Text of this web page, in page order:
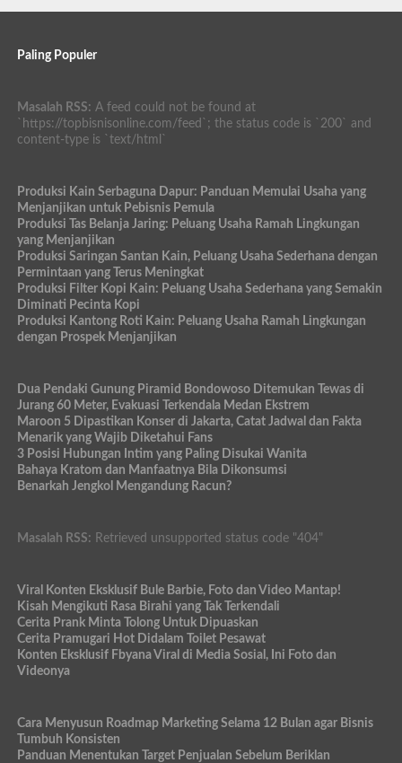
Paling Populer
Masalah RSS: A feed could not be found at
`https://topbisnisonline.com/feed`; the status code is `200` and
content-type is `text/html`
Produksi Kain Serbaguna Dapur: Panduan Memulai Usaha yang
Menjanjikan untuk Pebisnis Pemula
Produksi Tas Belanja Jaring: Peluang Usaha Ramah Lingkungan
yang Menjanjikan
Produksi Saringan Santan Kain, Peluang Usaha Sederhana dengan
Permintaan yang Terus Meningkat
Produksi Filter Kopi Kain: Peluang Usaha Sederhana yang Semakin
Diminati Pecinta Kopi
Produksi Kantong Roti Kain: Peluang Usaha Ramah Lingkungan
dengan Prospek Menjanjikan
Dua Pendaki Gunung Piramid Bondowoso Ditemukan Tewas di
Jurang 60 Meter, Evakuasi Terkendala Medan Ekstrem
Maroon 5 Dipastikan Konser di Jakarta, Catat Jadwal dan Fakta
Menarik yang Wajib Diketahui Fans
3 Posisi Hubungan Intim yang Paling Disukai Wanita
Bahaya Kratom dan Manfaatnya Bila Dikonsumsi
Benarkah Jengkol Mengandung Racun?
Masalah RSS: Retrieved unsupported status code "404"
Viral Konten Eksklusif Bule Barbie, Foto dan Video Mantap!
Kisah Mengikuti Rasa Birahi yang Tak Terkendali
Cerita Prank Minta Tolong Untuk Dipuaskan
Cerita Pramugari Hot Didalam Toilet Pesawat
Konten Eksklusif Fbyana Viral di Media Sosial, Ini Foto dan
Videonya
Cara Menyusun Roadmap Marketing Selama 12 Bulan agar Bisnis
Tumbuh Konsisten
Panduan Menentukan Target Penjualan Sebelum Beriklan